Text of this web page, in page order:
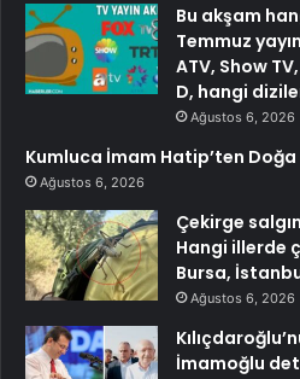
Bu akşam
Temmuz
ATV, Show
D, hangi
Ağustos 6, 2026
Kumluca İmam Hatip’ten
Ağustos 6, 2026
Çekirge
Hangi illerde
Bursa,
Ağustos 6, 2026
İmamoğlu